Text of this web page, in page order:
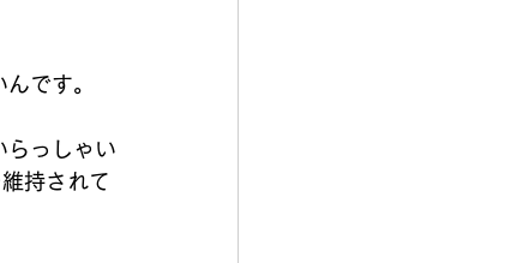
です。
らっしゃい
持されて